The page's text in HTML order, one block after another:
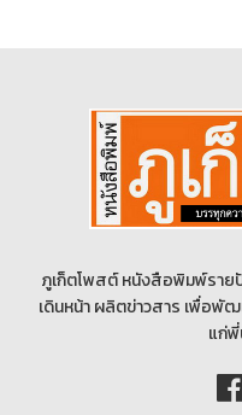
ภูเก็ตโพสต์ หนังสือพิมพ์รายปั
เดินหน้า ผลิตข่าวสาร เพื่อพั
แก่